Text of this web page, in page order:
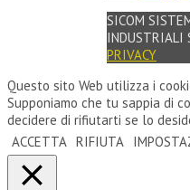
SICOM
INDUSTRIALI
PRIVACY
Questo sito Web utilizza i
Supponiamo che tu sappia di
decidere di rifiutarti se lo
ACCETTA RIFIUTA